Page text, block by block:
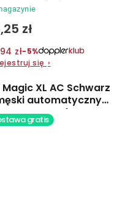
zł
zł−5%
się ›
Magic XL AC Schwarz
automatyczny
parasol
gratis